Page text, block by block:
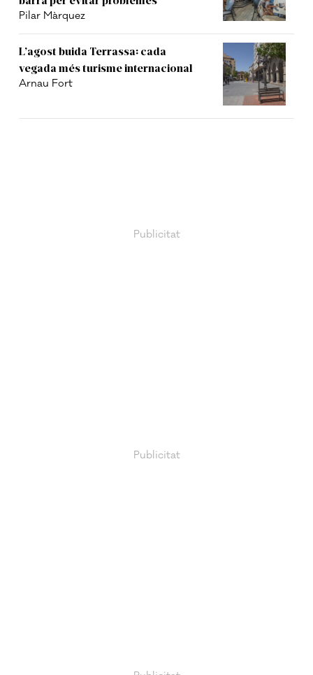
Pilar Màrquez
L’agost buida Terrassa: cada
vegada més turisme internacional
Arnau Fort